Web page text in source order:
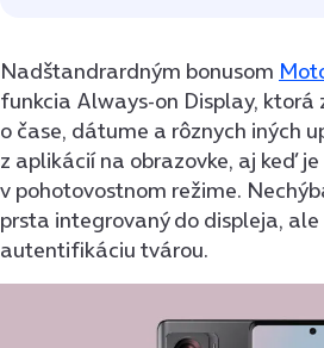
Nadštandrardným bonusom
funkcia Always-on Display, ktorá
o čase, dátume a rôznych iných
z aplikácií na obrazovke, aj keď
v pohotovostnom režime.
prsta integrovaný do displeja,
autentifikáciu tvárou.